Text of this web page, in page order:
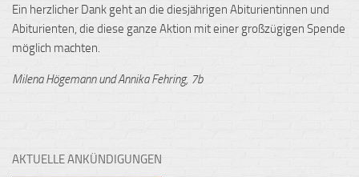
Ein herzlicher Dank geht an die diesjährigen Abiturientinnen und
Abiturienten, die diese ganze Aktion mit einer großzügigen Spende
möglich machten.
Milena Högemann und Annika Fehring, 7b
AKTUELLE ANKÜNDIGUNGEN